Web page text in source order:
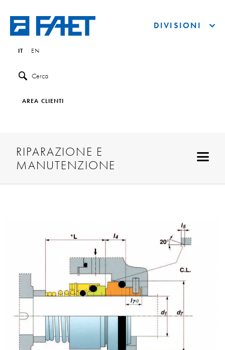
IT EN
Cerca
AREA CLIENTI
DIVISIONI
RIPARAZIONE E
MANUTENZIONE